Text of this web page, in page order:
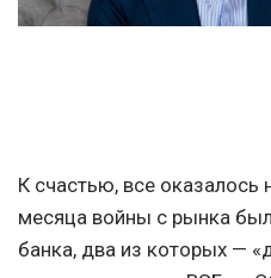
К счастью, все оказалось
месяца войны с рынка
банка, два из которых —